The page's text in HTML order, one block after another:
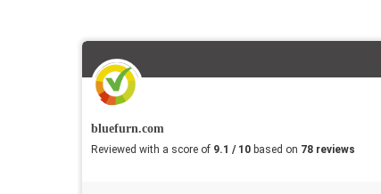
bluefurn.com
Reviewed with a score of 9.1 / 10 based on 78 reviews